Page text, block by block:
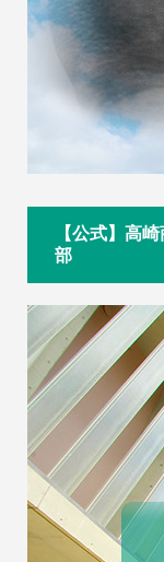
【公式】高
部